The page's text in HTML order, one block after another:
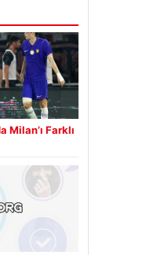
Milan’ı Farklı